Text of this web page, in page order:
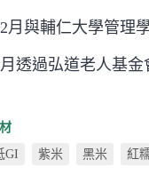
與輔仁大學管理
透過弘道老人基金
GI 紫米 黑米 紅